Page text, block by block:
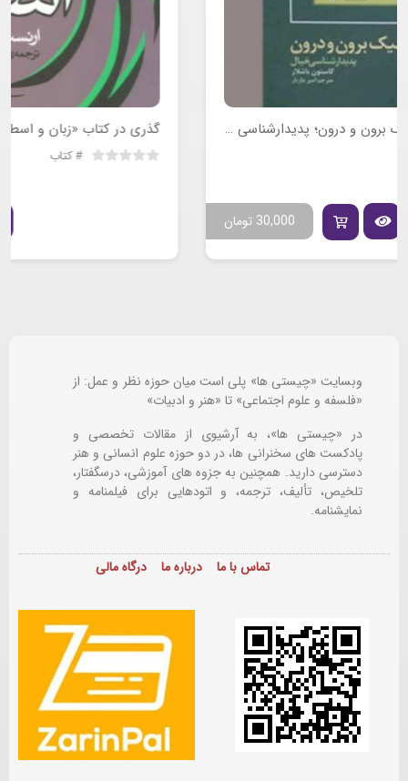
گذری در کتاب «زبان و اسطوره» ارنست کاسیرر
وبسایت «چیستی ها» پلی است میان حوزه نظر و عمل: از
«فلسفه و علوم اجتماعی» تا «هنر و ادبیات»
در «چیستی ها»، به آرشیوی از مقالات تخصصی و
پادکست های سخنرانی ها، در دو حوزه علوم انسانی و هنر
دسترسی دارید. همچنین به جزوه های آموزشی، درسگفتار،
تلخیص، تألیف، ترجمه، و اتودهایی برایفیلمنامه و
نمایشنامه.
تماس با ما درباره ما درگاه مالی